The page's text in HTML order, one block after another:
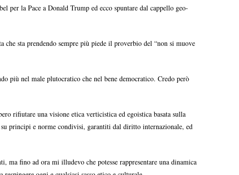
per la Pace a Donald Trump ed ecco spuntare dal cappello geo-
sta prendendo sempre più piede il proverbio del “non si muove
più nel male plutocratico che nel bene democratico. Credo però
rifiutare una visione etica verticistica ed egoistica basata sulla
principi e norme condivisi, garantiti dal diritto internazionale, ed
ma fino ad ora mi illudevo che potesse rappresentare una dinamica